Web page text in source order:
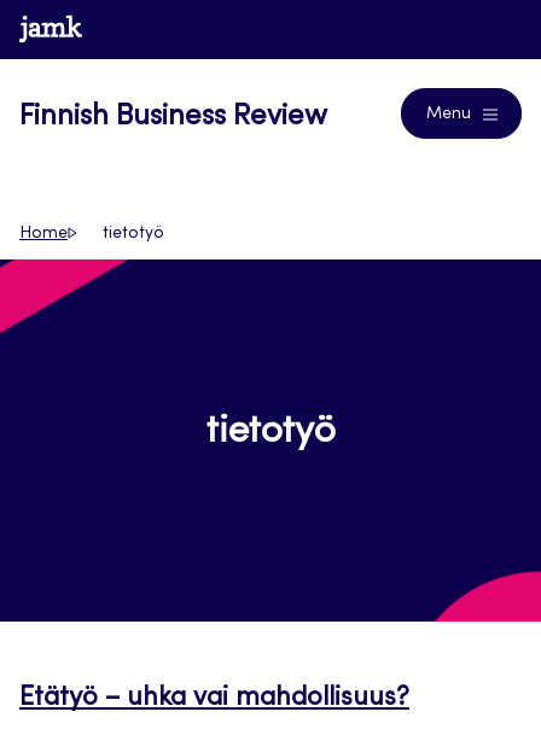
Skip
to
www.jamk.fi
Finnish Business Review Menu
Home tietotyö
tietotyö
Etätyö – uhka vai mahdollisuus?